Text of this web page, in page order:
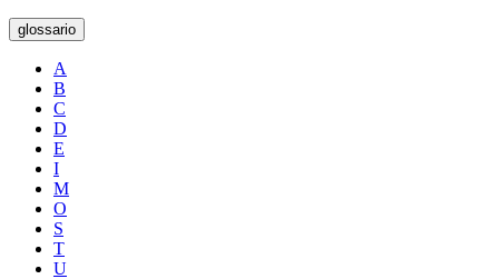
glossario
A
B
C
D
E
I
M
O
S
T
U